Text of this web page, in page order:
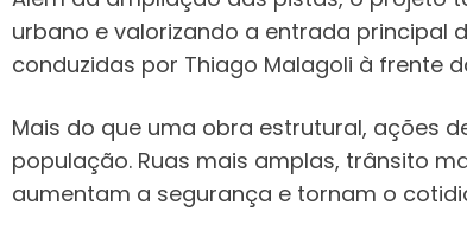
urbano e valorizando a entrada principal
conduzidas por Thiago Malagoli à frente
Mais do que uma obra estrutural, ações
população. Ruas mais amplas, trânsito
aumentam a segurança e tornam o